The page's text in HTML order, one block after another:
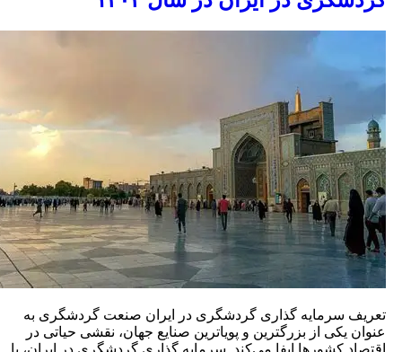
سرمایه‌ گذاری گردشگری در ایران صنعت گردشگری به
یکی از بزرگترین و پویاترین صنایع جهان، نقشی حیاتی در
کشورها ایفا می‌کند. سرمایه‌ گذاری گردشگری در ایران، با